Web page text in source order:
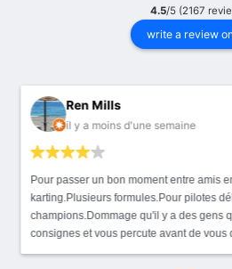
4.5/5 (2167
write a review
Ren Mills
il y a moins d'une semaine
Pour passer un bon moment entre amis
karting.Plusieurs formules.Pour pilotes
champions.Dommage qu'il y a des gens
consignes et vous percute avant de vous